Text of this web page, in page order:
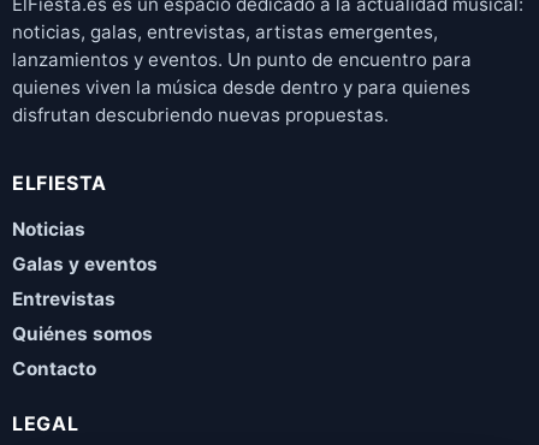
noticias, galas, entrevistas, artistas emergentes,
lanzamientos y eventos. Un punto de encuentro para
quienes viven la música desde dentro y para quienes
disfrutan descubriendo nuevas propuestas.
ELFIESTA
Noticias
Galas y eventos
Entrevistas
Quiénes somos
Contacto
LEGAL